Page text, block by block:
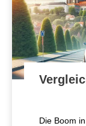
Die Boom